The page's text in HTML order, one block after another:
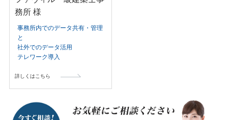
務所 様
事務所内でのデータ共有・管理
と
社外でのデータ活用
テレワーク導入
詳しくはこちら